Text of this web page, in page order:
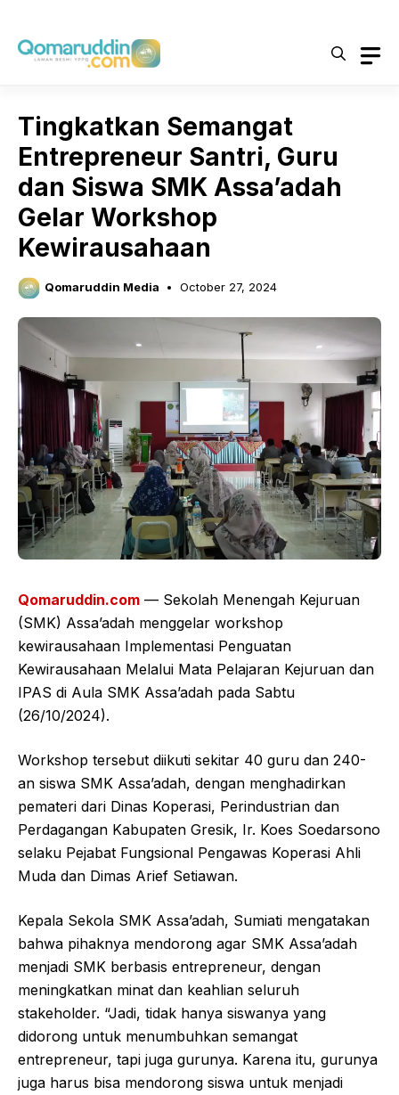
content
Tingkatkan Semangat
Entrepreneur Santri, Guru
dan Siswa SMK Assa’adah
Gelar Workshop
Kewirausahaan
Qomaruddin Media October 27, 2024
Qomaruddin.com — Sekolah Menengah Kejuruan
(SMK) Assa’adah menggelar workshop
kewirausahaan Implementasi Penguatan
Kewirausahaan Melalui Mata Pelajaran Kejuruan dan
IPAS di Aula SMK Assa’adah pada Sabtu
(26/10/2024).
Workshop tersebut diikuti sekitar 40 guru dan 240-
an siswa SMK Assa’adah, dengan menghadirkan
pemateri dari Dinas Koperasi, Perindustrian dan
Perdagangan Kabupaten Gresik, Ir. Koes Soedarsono
selaku Pejabat Fungsional Pengawas Koperasi Ahli
Muda dan Dimas Arief Setiawan.
Kepala Sekola SMK Assa’adah, Sumiati mengatakan
bahwa pihaknya mendorong agar SMK Assa’adah
menjadi SMK berbasis entrepreneur, dengan
meningkatkan minat dan keahlian seluruh
stakeholder. “Jadi, tidak hanya siswanya yang
didorong untuk menumbuhkan semangat
entrepreneur, tapi juga gurunya. Karena itu, gurunya
juga harus bisa mendorong siswa untuk menjadi